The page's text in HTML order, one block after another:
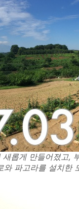
롭게 만들어졌고,
와 파고라를 설치한